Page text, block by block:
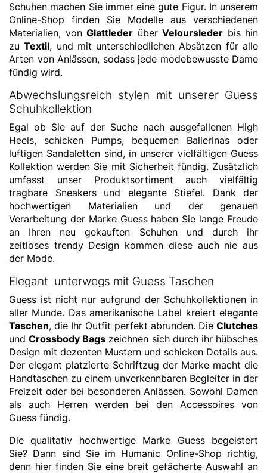
Schuhen machen Sie immer eine gute Figur. In unserem
Online-Shop finden Sie Modelle aus verschiedenen
Materialien, von Glattleder über Veloursleder bis hin
zuTextil, und mit unterschiedlichen Absätzen für alle
Arten von Anlässen, sodass jede modebewusste Dame
fündig wird.
Abwechslungsreich stylen mit unserer Guess
Schuhkollektion
Egal ob Sie auf der Suche nach ausgefallenen High
Heels, schicken Pumps, bequemen Ballerinas oder
luftigen Sandaletten sind, in unserer vielfältigen Guess
Kollektion werden Sie mit Sicherheit fündig. Zusätzlich
umfasst unser Produktsortiment auch vielfältig
tragbare Sneakers und elegante Stiefel. Dank der
hochwertigen Materialien und der genauen
Verarbeitung der Marke Guess haben Sie lange Freude
an Ihren neu gekauften Schuhen und durch ihr
zeitloses trendy Design kommen diese auch nie aus
der Mode.
Elegant unterwegs mit Guess Taschen
Guess ist nicht nur aufgrund der Schuhkollektionen in
aller Munde. Das amerikanische Label kreiert elegante
Taschen, die Ihr Outfit perfekt abrunden. Die Clutches
undCrossbody Bags zeichnen sich durch ihr hübsches
Design mit dezenten Mustern und schicken Details aus.
Der elegant platzierte Schriftzug der Marke macht die
Handtaschen zu einem unverkennbaren Begleiter in der
Freizeit oder bei besonderen Anlässen. Sowohl Damen
als auch Herren werden bei den Accessoires von
Guess fündig.
Die qualitativ hochwertige Marke Guess begeistert
Sie? Dann sind Sie im Humanic Online-Shop richtig,
denn hier finden Sie eine breit gefächerte Auswahl an